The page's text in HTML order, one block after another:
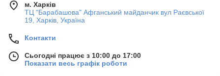
м. Харків
ТЦ "Барабашова" Афганський майданчик вул Раєвської
19, Харків, Україна
Контакти
Сьогодні працює з 10:00 до 17:00
Показати весь графік роботи